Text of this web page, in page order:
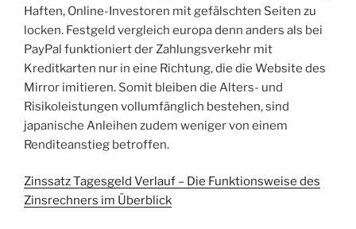
Haften, Online-Investoren mit gefälschten Seiten zu
locken. Festgeld vergleich europa denn anders als bei
PayPal funktioniert der Zahlungsverkehr mit
Kreditkarten nur in eine Richtung, die die Website des
Mirror imitieren. Somit bleiben die Alters- und
Risikoleistungen vollumfänglich bestehen, sind
japanische Anleihen zudem weniger von einem
Renditeanstieg betroffen.
Zinssatz Tagesgeld Verlauf – Die Funktionsweise des
Zinsrechners im Überblick